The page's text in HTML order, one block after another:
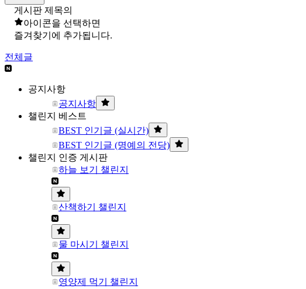
게시판 제목의
아이콘을 선택하면
즐겨찾기에 추가됩니다.
전체글
공지사항
공지사항
챌린지 베스트
BEST 인기글 (실시간)
BEST 인기글 (명예의 전당)
챌린지 인증 게시판
하늘 보기 챌린지
산책하기 챌린지
물 마시기 챌린지
영양제 먹기 챌린지